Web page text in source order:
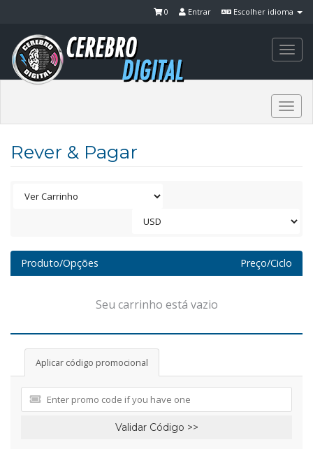
Escolher idioma
Entrar
0
Rever & Pagar
Produto/Opções Preço/Ciclo
Seu carrinho está vazio
Aplicar código promocional
Validar Código >>